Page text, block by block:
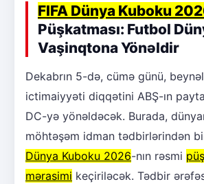
FIFA Dünya Kuboku
Püşkatması: Futbol
Vaşinqtona Yönəldir
Dekabrın 5-də, cümə günü,
ictimaiyyəti diqqətini ABŞ-ın
DC-yə yönəldəcək. Burada,
möhtəşəm idman tədbirlərindən
Dünya Kuboku 2026-nın rəsmi
mərasimi keçiriləcək. Tədbir